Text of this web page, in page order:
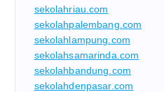
sekolahriau.com
sekolahpalembang.com
sekolahlampung.com
sekolahsamarinda.com
sekolahbandung.com
sekolahdenpasar.com